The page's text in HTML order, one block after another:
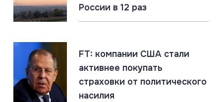
07.08.2026
России в 12 раз
FT: компании США стали
активнее покупать
страховки от политического
насилия